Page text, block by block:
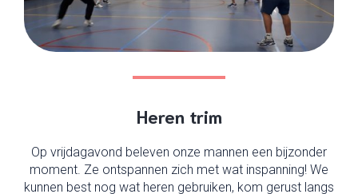
Heren trim
Op vrijdagavond beleven onze mannen een bijzonder
moment. Ze ontspannen zich met wat inspanning! We
kunnen best nog wat heren gebruiken, kom gerust langs